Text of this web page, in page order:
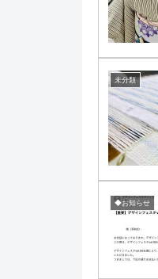
未分類
◆お知らせ